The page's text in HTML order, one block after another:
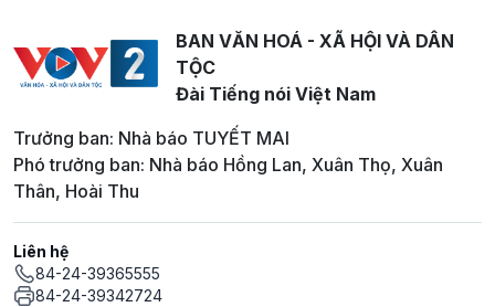
BAN VĂN HOÁ - XÃ HỘI VÀ DÂN
TỘC
Đài Tiếng nói Việt Nam
Trưởng ban: Nhà báo TUYẾT MAI
Phó trưởng ban: Nhà báo Hồng Lan, Xuân Thọ, Xuân
Thân, Hoài Thu
Liên hệ
84-24-39365555
84-24-39342724